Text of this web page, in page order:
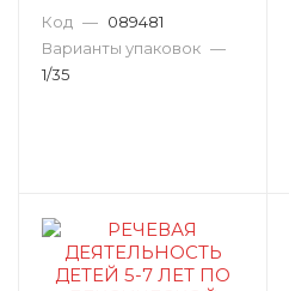
ПЕДАГОГОВ ИЗ 6
СЕКЦИЙ» НШ-39
Код — 089481
Варианты упаковок —
1/35